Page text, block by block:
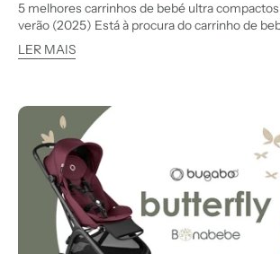
5 melhores carrinhos de bebé ultra
verão (2025) Está à procura do carrinho de
viajar este verão? Este artigo reúne os 5
ultra-compactos, ideais para levar de férias ou
LER MAIS